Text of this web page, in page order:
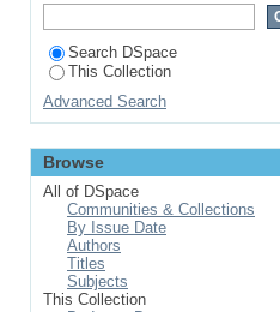
Search DSpace
This Collection
Advanced Search
Browse
All of DSpace
Communities & Collections
By Issue Date
Authors
Titles
Subjects
This Collection